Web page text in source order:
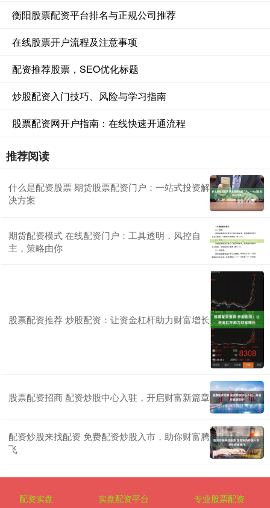
衡阳股票配资平台排名与正规公司推荐
在线股票开户流程及注意事项
配资推荐股票，SEO优化标题
炒股配资入门技巧、风险与学习指南
股票配资网开户指南：在线快速开通流程
推荐阅读
什么是配资股票 期货股票配资门户：一站式投资解
决方案
期货配资模式 在线配资门户：工具透明，风控自
主，策略由你
股票配资推荐 炒股配资：让资金杠杆助力财富增长
股票配资招商 配资炒股中心入驻，开启财富新篇章
配资炒股来找配资 免费配资炒股入市，助你财富腾
飞
配资实盘 实盘配资平台 专业股票配资